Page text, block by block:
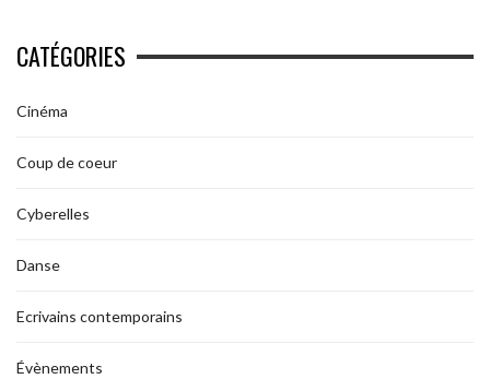
CATÉGORIES
Cinéma
Coup de coeur
Cyberelles
Danse
Ecrivains contemporains
Évènements